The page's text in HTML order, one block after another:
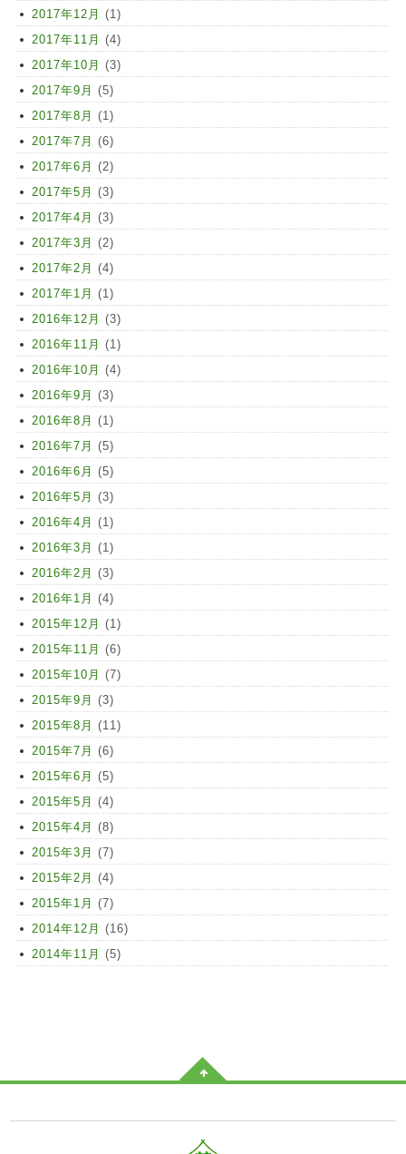
2017年12月 (1)
2017年11月 (4)
2017年10月 (3)
2017年9月 (5)
2017年8月 (1)
2017年7月 (6)
2017年6月 (2)
2017年5月 (3)
2017年4月 (3)
2017年3月 (2)
2017年2月 (4)
2017年1月 (1)
2016年12月 (3)
2016年11月 (1)
2016年10月 (4)
2016年9月 (3)
2016年8月 (1)
2016年7月 (5)
2016年6月 (5)
2016年5月 (3)
2016年4月 (1)
2016年3月 (1)
2016年2月 (3)
2016年1月 (4)
2015年12月 (1)
2015年11月 (6)
2015年10月 (7)
2015年9月 (3)
2015年8月 (11)
2015年7月 (6)
2015年6月 (5)
2015年5月 (4)
2015年4月 (8)
2015年3月 (7)
2015年2月 (4)
2015年1月 (7)
2014年12月 (16)
2014年11月 (5)